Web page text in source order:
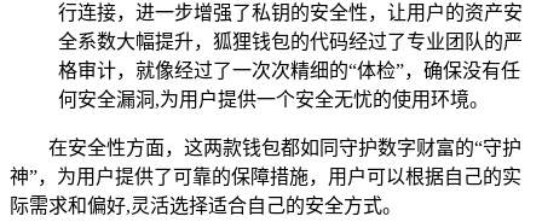
行连接，进一步增强了私钥的安全性，让用户的资产安
全系数大幅提升，狐狸钱包的代码经过了专业团队的严
格审计，就像经过了一次次精细的“体检”，确保没有任
何安全漏洞,为用户提供一个安全无忧的使用环境。
在安全性方面，这两款钱包都如同守护数字财富的“守护
神”，为用户提供了可靠的保障措施，用户可以根据自己的实
际需求和偏好,灵活选择适合自己的安全方式。